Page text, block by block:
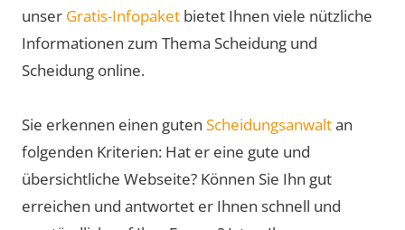
unser Gratis-Infopaket bietet Ihnen viele nützliche
Informationen zum Thema Scheidung und
Scheidung online.
Sie erkennen einen guten Scheidungsanwaltan
folgenden Kriterien: Hat er eine gute und
übersichtliche Webseite? Können Sie Ihn gut
erreichen und antwortet er Ihnen schnell und